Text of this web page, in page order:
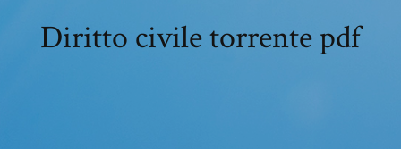
Diritto civile torrente pdf